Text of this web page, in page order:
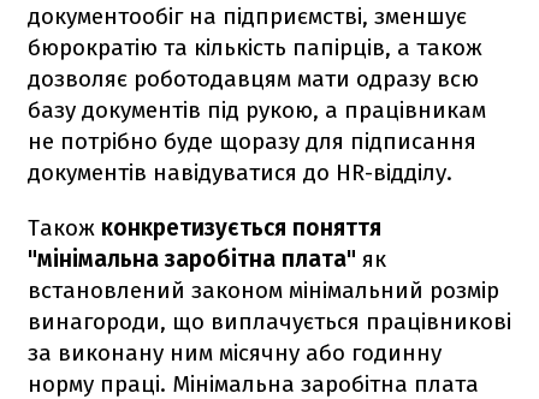
документообіг на підприємстві, зменшує
бюрократію та кількість папірців, а також
дозволяє роботодавцям мати одразу всю
базу документів під рукою, а працівникам
не потрібно буде щоразу для підписання
документів навідуватися до HR-відділу.
Також конкретизується поняття
"мінімальна заробітна плата" як
встановлений законом мінімальний розмір
винагороди, що виплачується працівникові
за виконану ним місячну або годинну
норму праці. Мінімальна заробітна плата